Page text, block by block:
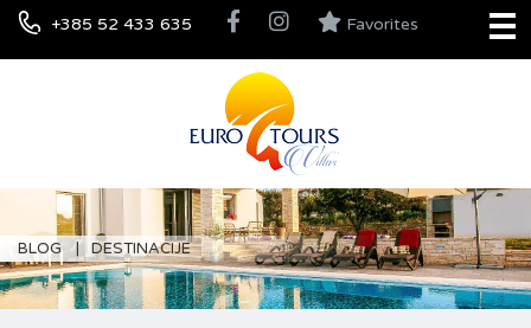
+385 52 433 635 Favorites
BLOG DESTINACIJE